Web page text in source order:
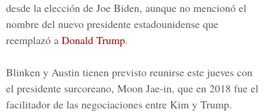
desde la elección de Joe Biden, aunque no mencionó el
nombre del nuevo presidente estadounidense que
reemplazó a Donald Trump.
Blinken y Austin tienen previsto reunirse este jueves con
el presidente surcoreano, Moon Jae-in, que en 2018 fue el
facilitador de las negociaciones entre Kim y Trump.